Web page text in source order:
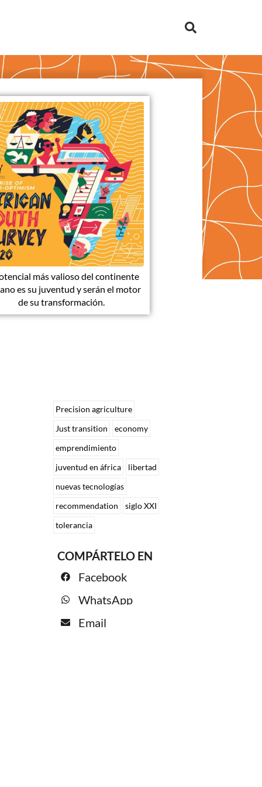
más valioso del continente
es su juventud y serán el motor
de su transformación.
Precision agriculture
Just transition
economy
emprendimiento
juventud en áfrica
libertad
nuevas tecnologías
recommendation
siglo XXI
tolerancia
COMPÁRTELO EN
Facebook
WhatsApp
Email